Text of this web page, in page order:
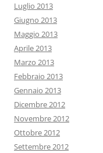
Luglio 2013
Giugno 2013
Maggio 2013
Aprile 2013
Marzo 2013
Febbraio 2013
Gennaio 2013
Dicembre 2012
Novembre 2012
Ottobre 2012
Settembre 2012